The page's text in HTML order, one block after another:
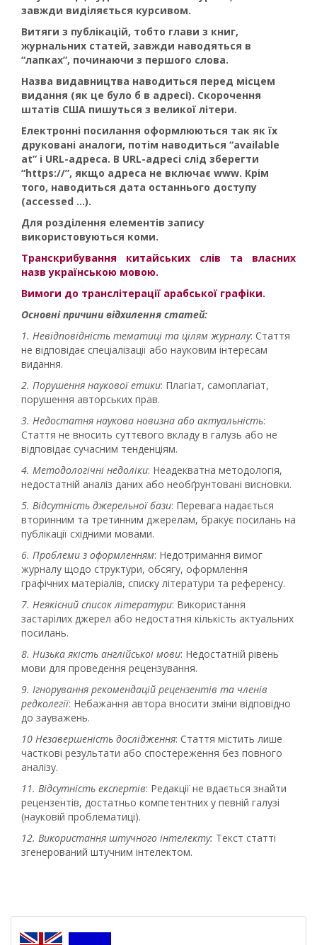
завжди виділяється курсивом.
Витяги з публікацій, тобто глави з книг,
журнальних статей, завжди наводяться в
“лапках”, починаючи з першого слова.
Назва видавництва наводиться перед місцем
видання (як це було б в адресі). Скорочення
штатів США пишуться з великої літери.
Електронні посилання оформлюються так як їх
друковані аналоги, потім наводиться “available
at” і URL-адреса. В URL-адресі слід зберегти
“https://”, якщо адреса не включає www. Крім
того, наводиться дата останнього доступу
(accessed ...).
Для розділення елементів запису
використовуються коми.
Транскрибування китайських слів та власних
назв українською мовою.
Вимоги до транслітерації арабської графіки.
Основні причини відхилення статей:
1. Невідповідність тематиці та цілям журналу: Стаття
не відповідає спеціалізації або науковим інтересам
видання.
2. Порушення наукової етики: Плагіат, самоплагіат,
порушення авторських прав.
3. Недостатня наукова новизна або актуальність:
Стаття не вносить суттєвого вкладу в галузь або не
відповідає сучасним тенденціям.
4. Методологічні недоліки: Неадекватна методологія,
недостатній аналіз даних або необґрунтовані висновки.
5. Відсутність джерельної бази: Перевага надається
вторинним та третинним джерелам, бракує посилань на
публікації східними мовами.
6. Проблеми з оформленням: Недотримання вимог
журналу щодо структури, обсягу, оформлення
графічних матеріалів, списку літератури та референсу.
7. Неякісний список літератури: Використання
застарілих джерел або недостатня кількість актуальних
посилань.
8. Низька якість англійської мови: Недостатній рівень
мови для проведення рецензування.
9. Ігнорування рекомендацій рецензентів та членів
редколегії: Небажання автора вносити зміни відповідно
до зауважень.
10 Незавершеність дослідження: Стаття містить лише
часткові результати або спостереження без повного
аналізу.
11. Відсутність експертів: Редакції не вдається знайти
рецензентів, достатньо компетентних у певній галузі
(науковій проблематиці).
12. Використання штучного інтелекту: Текст статті
згенерований штучним інтелектом.